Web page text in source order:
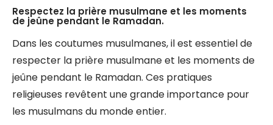
Respectez la prière musulmane et les moments
de jeûne pendant le Ramadan.
Dans les coutumes musulmanes, il est essentiel de
respecter la prière musulmane et les moments de
jeûne pendant le Ramadan. Ces pratiques
religieuses revêtent une grande importance pour
les musulmans du monde entier.